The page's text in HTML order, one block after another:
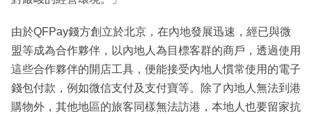
由於QFPay錢方創立於北京，在內地發展迅速，經已與微
盟等成為合作夥伴，以內地人為目標客群的商戶，透過使用
這些合作夥伴的開店工具，便能接受內地人慣常使用的電子
錢包付款，例如微信支付及支付寶等。除了內地人無法到港
購物外，其他地區的旅客同樣無法訪港，本地人也要留家抗